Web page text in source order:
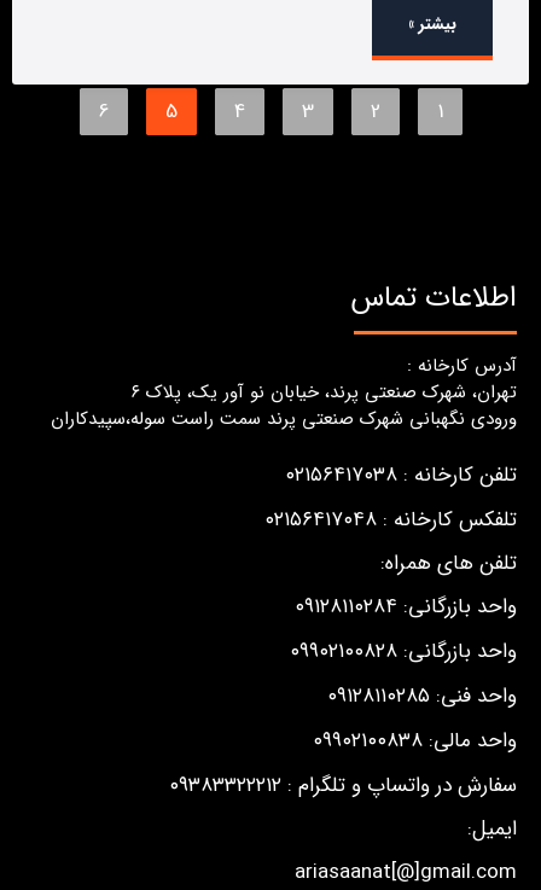
بیشتر »
1
2
3
4
5
6
اطلاعات تماس
آدرس کارخانه :
تهران، شهرک صنعتی پرند، خیابان نو آور یک، پلاک ٦
ورودی نگهبانی شهرک صنعتی پرند سمت راست سوله،سپیدکاران
تلفن کارخانه : ۰۲۱۵۶۴۱۷۰۳۸
تلفکس کارخانه : ۰۲۱۵۶۴۱۷۰۴۸
تلفن های همراه:
واحد بازرگانی: ۰۹۱۲۸۱۱۰۲۸۴
واحد بازرگانی: ۰۹۹۰۲۱۰۰۸۲۸
واحد فنی: ۰۹۱۲۸۱۱۰۲۸۵
واحد مالی: ۰۹۹۰۲۱۰۰۸۳۸
سفارش در واتساپ و تلگرام : ۰۹۳۸۳۳۲۲۲۱۲
ایمیل:
ariasaanat[@]gmail.com